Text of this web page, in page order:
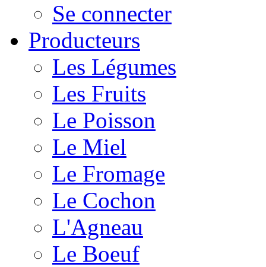
Se connecter
Producteurs
Les Légumes
Les Fruits
Le Poisson
Le Miel
Le Fromage
Le Cochon
L'Agneau
Le Boeuf